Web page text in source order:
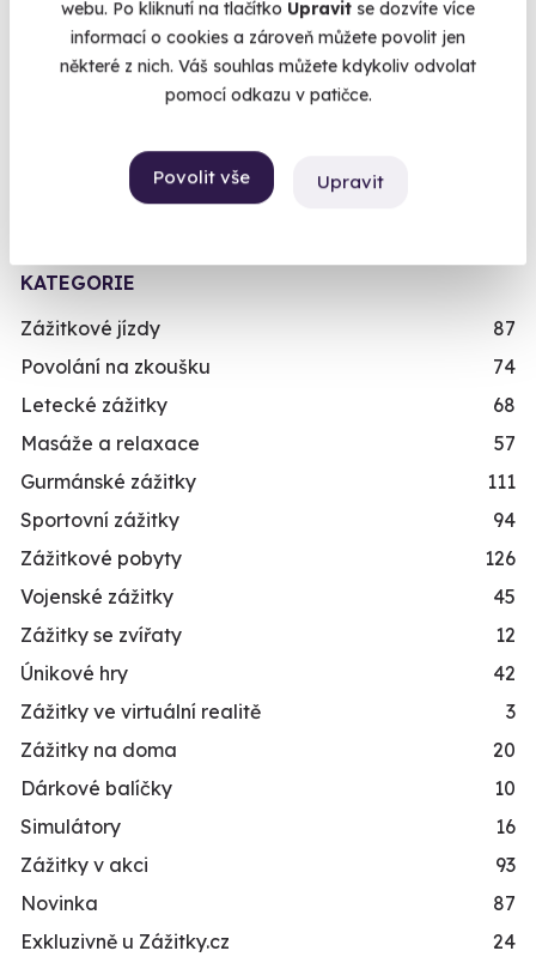
webu. Po kliknutí na tlačítko Upravit se dozvíte více
informací o cookies a zároveň můžete povolit jen
některé z nich. Váš souhlas můžete kdykoliv odvolat
pomocí odkazu v patičce.
Povolit vše Upravit
Chcete rezervovat termín?
Koupit a rezervovat nyní
Objednejte si rovnou konkrétní termín. Po úhradě
máte rezervaci hned v e-mailu.
10.0 /10
Výběr zbraní
KATEGORIE
Zážitkové jízdy
87
Povolání na zkoušku
74
Letecké zážitky
68
Masáže a relaxace
57
Gurmánské zážitky
111
Sportovní zážitky
94
Zážitkové pobyty
126
Vojenské zážitky
45
Zážitky se zvířaty
12
Únikové hry
42
Zážitky ve virtuální realitě
3
Zážitky na doma
20
Dárkové balíčky
10
Simulátory
16
Zážitky v akci
93
Novinka
87
Exkluzivně u Zážitky.cz
24